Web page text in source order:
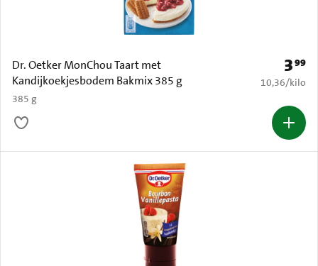
Dr. Oetker MonChou Taart met
Kandijkoekjesbodem Bakmix 385 g
385 g
Prijs:
399
€ 10,36 per
10,36/kilo